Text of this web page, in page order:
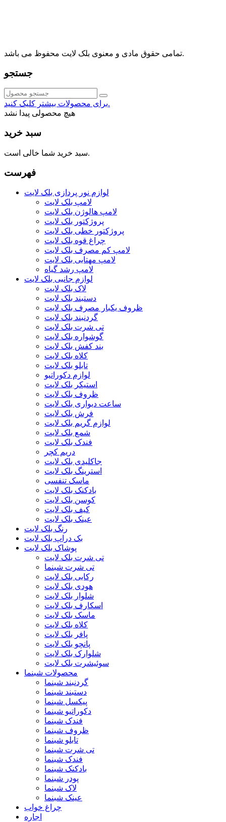
تمامی حقوق مادی و معنوی بلک لایت محفوظ می باشد.
جستجو
برای محصولات بیشتر کلیک کنید.
هیچ محصولی پیدا نشد
سبد خرید
سبد خرید شما خالی است.
فهرست
لوازم نور پردازی بلک لایت
لامپ بلک لایت
لامپ هالوژن بلک لایت
پروژکتور بلک لایت
پروژکتور خطی بلک لایت
چراغ قوه بلک لایت
لامپ کم مصرف بلک لایت
لامپ مهتابی بلک لایت
لامپ رشد گیاه
لوازم جانبی بلک لایت
لاک بلک لایت
دستبند بلک لایت
ظروف یکبار مصرف بلک لایت
گردنبند بلک لایت
تی شرت بلک لایت
گوشواره بلک لایت
بند کفش بلک لایت
کلاه بلک لایت
تابلو بلک لایت
لوازم دکوراتیو
استیکر بلک لایت
ظروف بلک لایت
ساعت دیواری بلک لایت
فرش بلک لایت
لوازم گریم بلک لایت
شمع بلک لایت
فندک بلک لایت
دریم کچر
جاکلیدی بلک لایت
استرینگ بلک لایت
ماسک تنفسی
بادکنک بلک لایت
کوسن بلک لایت
کیف بلک لایت
عینک بلک لایت
رنگ بلک لایت
بک دراپ بلک لایت
پوشاک بلک لایت
تی شرت بلک لایت
تی شرت شبنما
رکابی بلک لایت
هودی بلک لایت
شلوار بلک لایت
اسکارف بلک لایت
ماسک بلک لایت
کلاه بلک لایت
پافر بلک لایت
پانچو بلک لایت
شلوارک بلک لایت
سوئیشرت بلک لایت
محصولات شبنما
گردنبند شبنما
دستبند شبنما
پیکسل شبنما
دکوراتیو شبنما
فندک شبنما
ظروف شبنما
تابلو شبنما
تی شرت شبنما
فندک شبنما
بادکنک شبنما
پودر شبنما
لاک شبنما
عینک شبنما
چراغ خواب
اجاره